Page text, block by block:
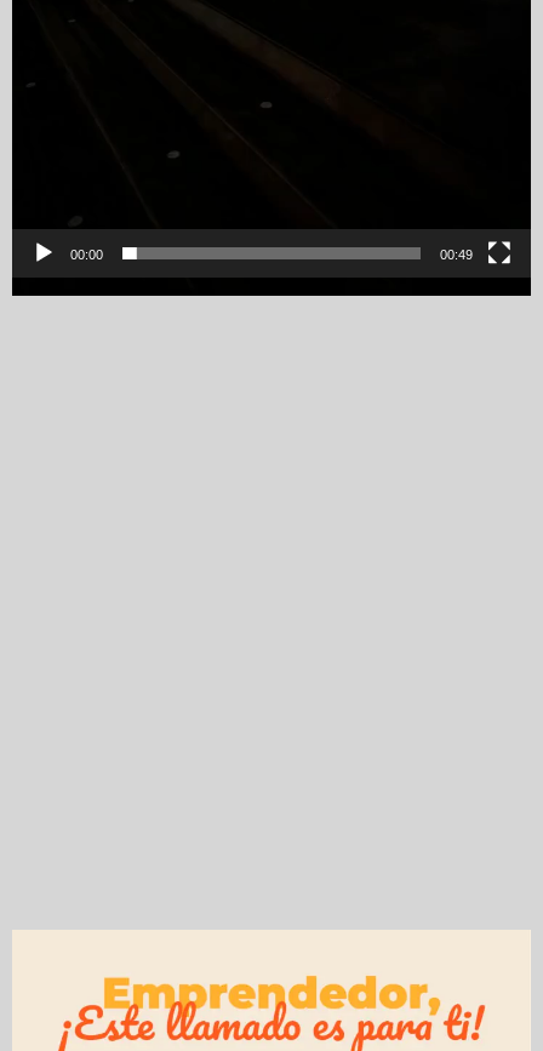
00:00 00:49